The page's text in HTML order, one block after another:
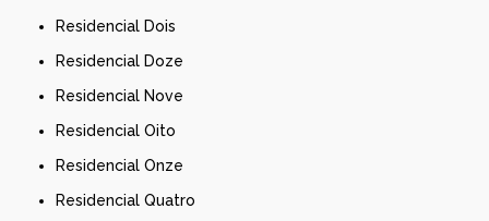
Residencial Dois
Residencial Doze
Residencial Nove
Residencial Oito
Residencial Onze
Residencial Quatro